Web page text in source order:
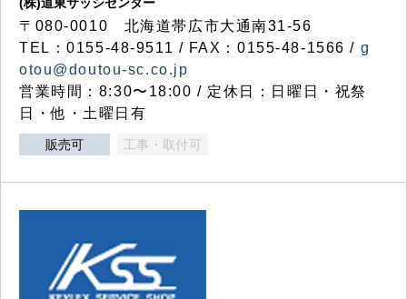
〒080-0010 北海道帯広市大通南31-56
TEL：0155-48-9511 / FAX：0155-48-1566 / g
otou@doutou-sc.co.jp
営業時間：8:30〜18:00 / 定休日：日曜日・祝祭
日・他・土曜日有
販売可 工事・取付可